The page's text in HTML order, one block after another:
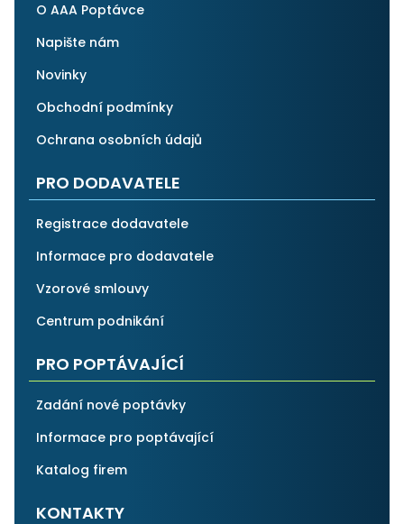
O AAA Poptávce
Napište nám
Novinky
Obchodní podmínky
Ochrana osobních údajů
PRO DODAVATELE
Registrace dodavatele
Informace pro dodavatele
Vzorové smlouvy
Centrum podnikání
PRO POPTÁVAJÍCÍ
Zadání nové poptávky
Informace pro poptávající
Katalog firem
KONTAKTY